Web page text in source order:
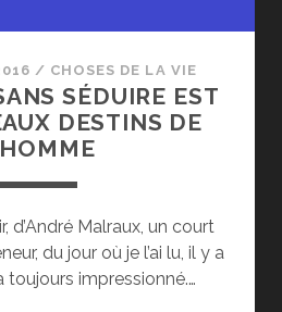
/ CHOSES DE LA VIE
SÉDUIRE EST
DESTINS DE
d’André Malraux, un court
du jour où je l’ai lu, il y a
toujours impressionné.…